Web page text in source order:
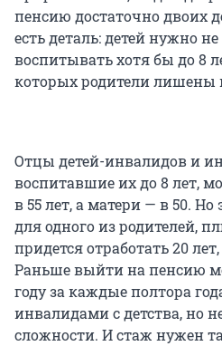
пенсию достаточно двоих
есть деталь: детей нужно
воспитывать хотя бы до 8
которых родители лишены
Отцы детей-инвалидов и
воспитавшие их до 8 лет,
в 55 лет, а матери — в 50. Но
для одного из родителей,
придется отработать 20
Раньше выйти на пенсию
году за каждые полтора
инвалидами с детства, но
сложности. И стаж нужен